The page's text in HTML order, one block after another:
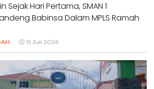
Sejak Hari Pertama, SMAN 1
Babinsa Dalam MPLS Ramah
15 Juli 2026